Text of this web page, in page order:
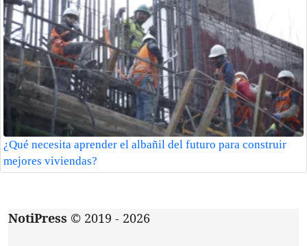
¿Qué necesita aprender el albañil del futuro para construir
mejores viviendas?
NotiPress © 2019 - 2026